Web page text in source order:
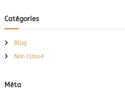
Catégories
Blog
Non classé
Méta